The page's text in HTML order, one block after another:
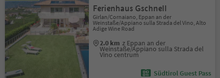
Ferienhaus Gschnell
Girlan/Cornaiano, Eppan an der
Weinstaße/Appiano sulla Strada del Vino, Alto
Adige Wine Road
2.0 km z Eppan an der
Weinstaße/Appiano sulla Strada del
Vino centrum
Südtirol Guest Pass